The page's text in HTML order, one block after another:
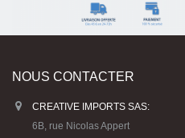
NOUS CONTACTER
CREATIVE IMPORTS SAS:
6B, rue Nicolas Appert